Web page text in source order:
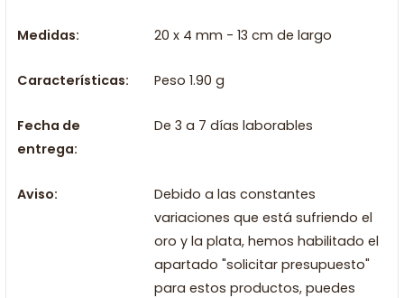
Medidas: 20 x 4 mm - 13 cm de largo
Características: Peso 1.90 g
Fecha de
entrega:
De 3 a 7 días laborables
Aviso:
Debido a las constantes
variaciones que está sufriendo el
oro y la plata, hemos habilitado el
apartado "solicitar presupuesto"
para estos productos, puedes